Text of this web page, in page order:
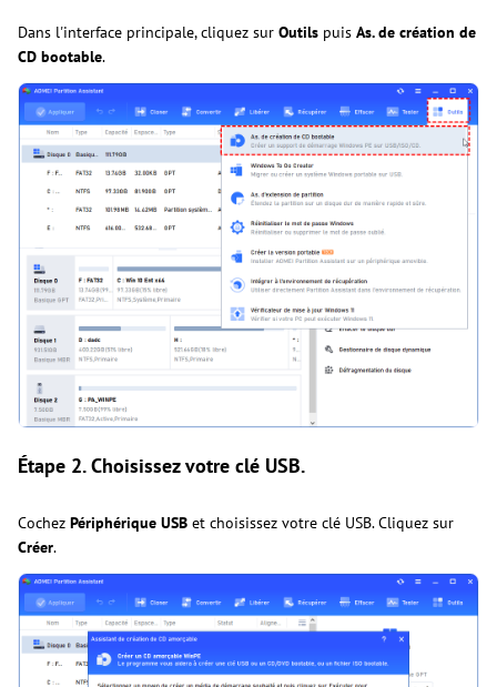
Dans l'interface principale, cliquez sur Outils puis As. de création de
CD bootable.
Étape 2.Choisissez votre clé USB.
Cochez Périphérique USB et choisissez votre clé USB. Cliquez sur
Créer.